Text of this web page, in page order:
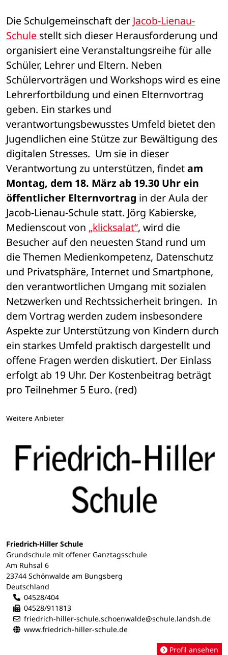
Die Schulgemeinschaft der Jacob-Lienau-
Schule stellt sich dieser Herausforderung und
organisiert eine Veranstaltungsreihe für alle
Schüler, Lehrer und Eltern. Neben
Schülervorträgen und Workshops wird es eine
Lehrerfortbildung und einen Elternvortrag
geben. Ein starkes und
verantwortungsbewusstes Umfeld bietet den
Jugendlichen eine Stütze zur Bewältigung des
digitalen Stresses.  Um sie in dieser
Verantwortung zu unterstützen, findet am
Montag, dem 18. März ab 19.30 Uhr ein
öffentlicher Elternvortrag in der Aula der
Jacob-Lienau-Schule statt. Jörg Kabierske,
Medienscout von „klicksalat“, wird die
Besucher auf den neuesten Stand rund um
die Themen Medienkompetenz, Datenschutz
und Privatsphäre, Internet und Smartphone,
den verantwortlichen Umgang mit sozialen
Netzwerken und Rechtssicherheit bringen.  In
dem Vortrag werden zudem insbesondere
Aspekte zur Unterstützung von Kindern durch
ein starkes Umfeld praktisch dargestellt und
offene Fragen werden diskutiert. Der Einlass
erfolgt ab 19 Uhr. Der Kostenbeitrag beträgt
pro Teilnehmer 5 Euro. (red)
Weitere Anbieter
Friedrich-Hiller Schule
Grundschule mit offener Ganztagsschule
Am Ruhsal 6
23744 Schönwalde am Bungsberg
Deutschland
04528/404
04528/911813
friedrich-hiller-schule.schoenwalde@schule.landsh.de
www.friedrich-hiller-schule.de
Profil ansehen